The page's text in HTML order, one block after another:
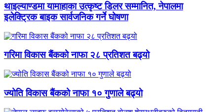
थाइल्याण्डमा यामाहाका उत्कृष्ट डिलर सम्मानित, नेपालमा
इलेक्ट्रिक बाइक सार्वजनिक गर्ने घोषणा
गरिमा विकास बैंकको नाफा २८ प्रतिशत बढ्यो
ज्योति विकास बैंकको नाफा १० गुणाले बढ्यो